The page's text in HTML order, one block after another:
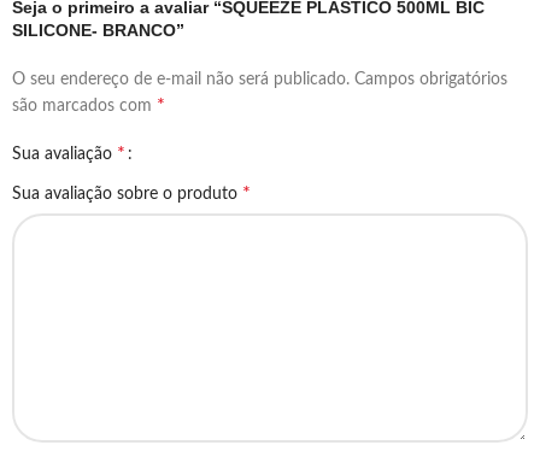
Seja o primeiro a avaliar “SQUEEZE PLASTICO 500ML BIC
SILICONE- BRANCO”
O seu endereço de e-mail não será publicado. Campos obrigatórios
são marcados com *
Sua avaliação *
Sua avaliação sobre o produto *